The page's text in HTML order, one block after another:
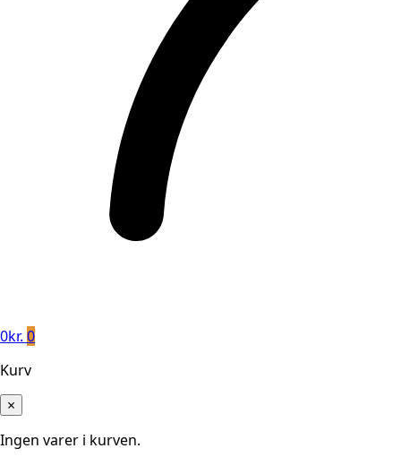
0kr. 0
Kurv
×
Ingen varer i kurven.